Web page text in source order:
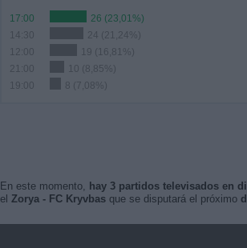
17:00
26 (23,01%)
14:30
24 (21,24%)
12:00
19 (16,81%)
21:00
10 (8,85%)
19:00
8 (7,08%)
En este momento, hay 3 partidos televisados en
el Zorya - FC Kryvbasque se disputará el próximo